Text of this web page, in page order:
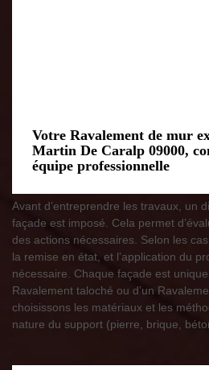
Votre Ravalement de mur
Martin De Caralp 09000,
équipe professionnelle
Avant d’entreprendre les travaux, un
façade est imposé. Cela permet
des actions nécessaires. Selon les
la remise en état, et l’application du
nécessaire. Chaque façade est unique,
Ravalement taloché ou d’un
choisissons les matériaux et les
nature du support (pierre, brique,